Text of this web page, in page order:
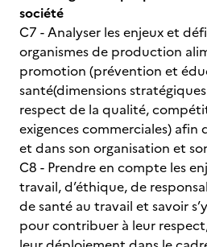
société
C7 - Analyser les enjeux et
organismes de production
promotion (prévention et
santé(dimensions
respect de la qualité,
exigences commerciales) afin
et dans son organisation et
C8 - Prendre en compte les
travail, d’éthique, de
de santé au travail et savoir
pour contribuer à leur